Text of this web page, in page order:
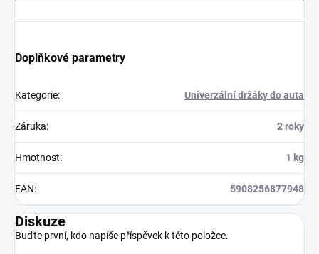
Doplňkové parametry
Kategorie: Univerzální držáky do auta
Záruka: 2 roky
Hmotnost: 1 kg
EAN: 5908256877948
Diskuze
Buďte první, kdo napíše příspěvek k této položce.